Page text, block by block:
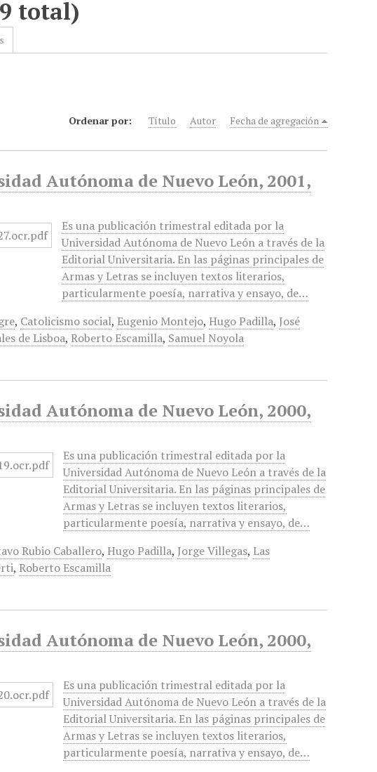
total)
Ordenar por: Título Autor Fecha de agregación
Autónoma de Nuevo León, 2001,
Es una publicación trimestral editada por la
Universidad Autónoma de Nuevo León a través de la
Editorial Universitaria. En las páginas principales de
Armas y Letras se incluyen textos literarios,
particularmente poesía, narrativa y ensayo, de…
, Catolicismo social, Eugenio Montejo, Hugo Padilla, José
de Lisboa, Roberto Escamilla, Samuel Noyola
Autónoma de Nuevo León, 2000,
Es una publicación trimestral editada por la
Universidad Autónoma de Nuevo León a través de la
Editorial Universitaria. En las páginas principales de
Armas y Letras se incluyen textos literarios,
particularmente poesía, narrativa y ensayo, de…
Rubio Caballero, Hugo Padilla, Jorge Villegas, Las
, Roberto Escamilla
Autónoma de Nuevo León, 2000,
Es una publicación trimestral editada por la
Universidad Autónoma de Nuevo León a través de la
Editorial Universitaria. En las páginas principales de
Armas y Letras se incluyen textos literarios,
particularmente poesía, narrativa y ensayo, de…